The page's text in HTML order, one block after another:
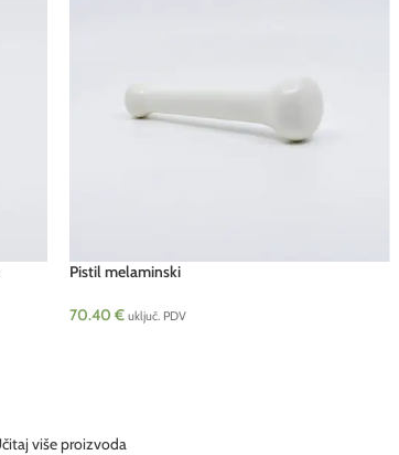
Pistil melaminski
70.40 € uključ. PDV
više proizvoda